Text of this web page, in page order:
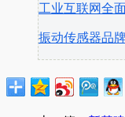
工业互联网全
振动传感器品